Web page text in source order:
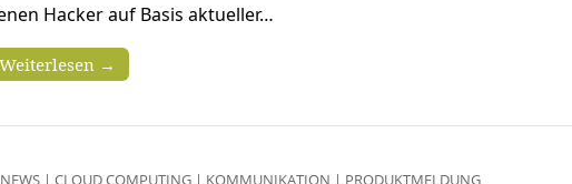
Hacker auf Basis aktueller…
Weiterlesen →
NEWS| CLOUD COMPUTING| KOMMUNIKATION | PRODUKTMELDUNG